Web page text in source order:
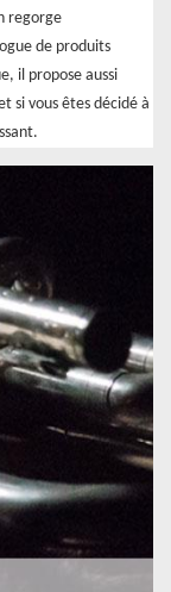
regorge
de produits
il propose aussi
si vous êtes décidé à